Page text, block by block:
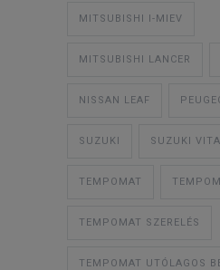
MITSUBISHI I-MIEV
MITSUBISHI LANCER
NISSAN LEAF
SUZUKI SUZUKI
TEMPOMAT
TEMPOMAT SZERELÉS
TEMPOMAT UTÓLAGOS